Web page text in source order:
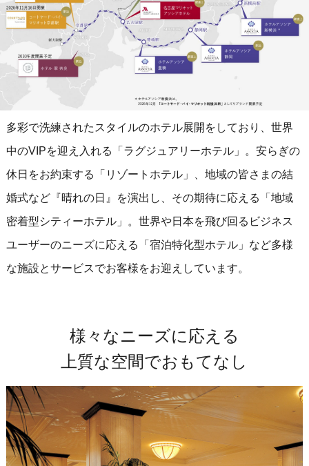
多彩で洗練されたスタイルのホテル展開をしており、世界
中のVIPを迎え入れる「ラグジュアリーホテル」。 安らぎの
休日をお約束する「リゾートホテル」、地域の皆さまの結
婚式など『晴れの日』を演出し、その期待に応える「地域
密着型シティーホテル」。 世界や日本を飛び回るビジネス
ユーザーのニーズに応える「宿泊特化型ホテル」など多様
な施設とサービスでお客様をお迎えしています。
様々なニーズに応える
上質な空間でおもてなし